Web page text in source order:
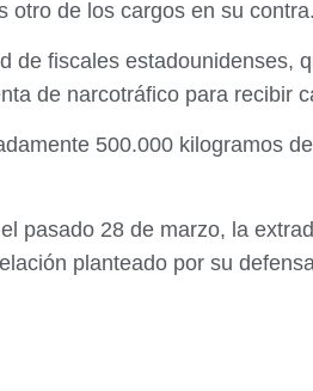
otro de los cargos en su contra.
de fiscales estadounidenses,
de narcotráfico para recibir
500.000 kilogramos
pasado 28 de marzo, la
planteado por su